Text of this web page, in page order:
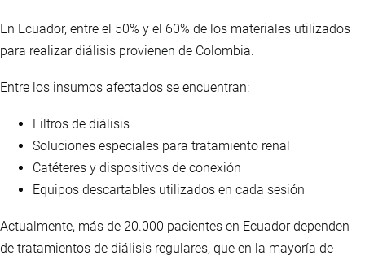
En Ecuador, entre el 50% y el 60% de los materiales utilizados
para realizar diálisis provienen de Colombia.
Entre los insumos afectados se encuentran:
Filtros de diálisis
Soluciones especiales para tratamiento renal
Catéteres y dispositivos de conexión
Equipos descartables utilizados en cada sesión
Actualmente, más de 20.000 pacientes en Ecuador dependen
de tratamientos de diálisis regulares, que en la mayoría de